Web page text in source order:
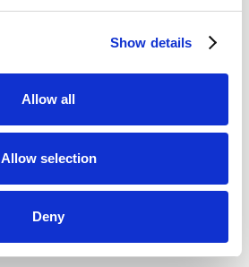
Show details
Allow all
Allow selection
Deny